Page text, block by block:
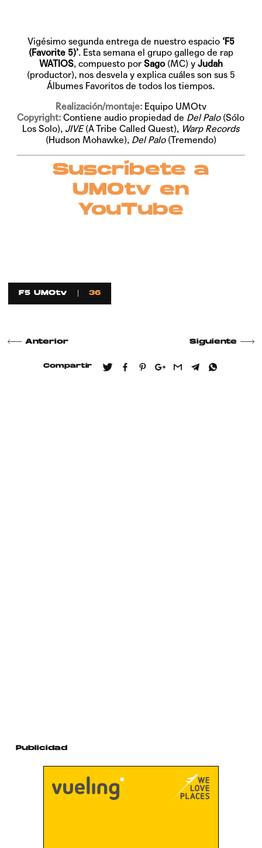
Vigésimo segunda entrega de nuestro espacio‘F5
(Favorite 5)’. Esta semana el grupo gallego de rap
WATIOS, compuesto porSago(MC) y Judah
(productor), nos desvela y explica cuáles son sus 5
Álbumes Favoritos de todos los tiempos.
Realización/montaje: Equipo UMOtv
Copyright:Contiene audio propiedad de Del Palo(Sólo
Los Solo), JIVE(A Tribe Called Quest), Warp Records
(Hudson Mohawke), Del Palo(Tremendo)
Suscríbete a
UMOtv en
YouTube
F5 UMOtv 36
Anterior Siguiente
Compartir
Publicidad